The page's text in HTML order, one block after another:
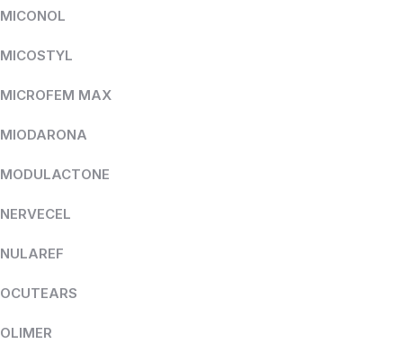
MICONOL
MICOSTYL
MICROFEM MAX
MIODARONA
MODULACTONE
NERVECEL
NULAREF
OCUTEARS
OLIMER